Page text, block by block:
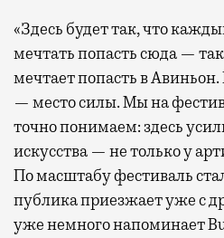
«Здесь будет так, что
мечтать попасть сюда —
мечтает попасть в
— место силы. Мы на
точно понимаем: здесь
искусства — не только у
По масштабу фестиваль
публика приезжает уже с
уже немного напоминает